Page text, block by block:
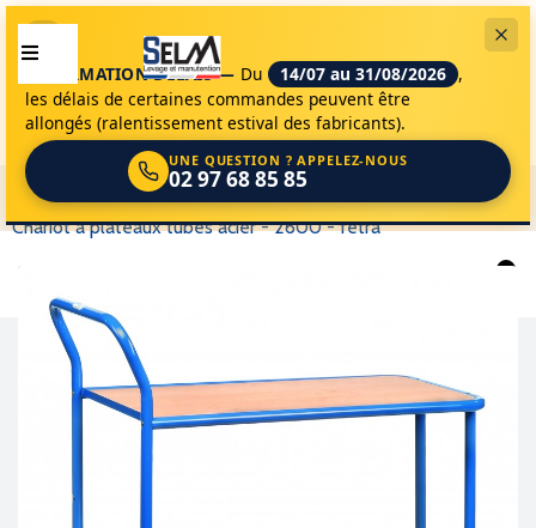
INFORMATION DÉLAIS — Du 14/07 au 31/08/2026 ,
les délais de certaines commandes peuvent être
allongés (ralentissement estival des fabricants).
UNE QUESTION ? APPELEZ-NOUS
02 97 68 85 85
0
selm appareils de levage materiels
chariots
chariot à plateaux tubes acier - 2600 - fetra